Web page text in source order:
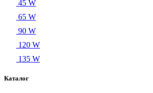
45 W
65 W
90 W
120 W
135 W
Каталог